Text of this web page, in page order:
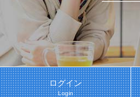
ログイン
Login